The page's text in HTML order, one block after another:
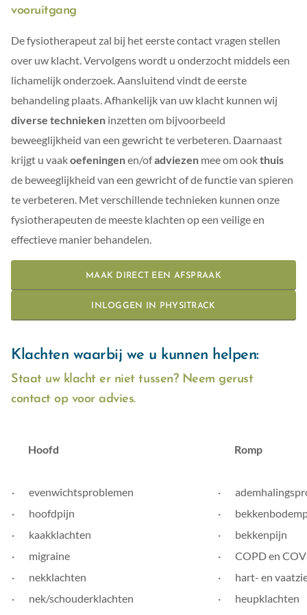
vooruitgang
De fysiotherapeut zal bij het eerste contact vragen stellen
over uw klacht. Vervolgens wordt u onderzocht middels een
lichamelijk onderzoek. Aansluitend vindt de eerste
behandeling plaats. Afhankelijk van uw klacht kunnen wij
diverse technieken inzetten om bijvoorbeeld
beweeglijkheid van een gewricht te verbeteren. Daarnaast
krijgt u vaakoefeningenen/ofadviezen mee om ookthuis
de beweeglijkheid van een gewricht of de functie van spieren
te verbeteren. Met verschillende technieken kunnen onze
fysiotherapeuten de meeste klachten op een veilige en
effectieve manier behandelen.
MAAK DIRECT EEN AFSPRAAK
INLOGGEN IN PHYSITRACK
Klachten waarbij we u kunnen helpen:
Staat uw klacht er niet tussen? Neem gerust
contact op voor advies.
Hoofd Romp
· evenwichtsproblemen
·
· hoofdpijn
·
· kaakklachten
· bekkenpijn
· migraine
· COPD en
· nekklachten
· hart- en
· nek/schouderklachten
· heupklachten